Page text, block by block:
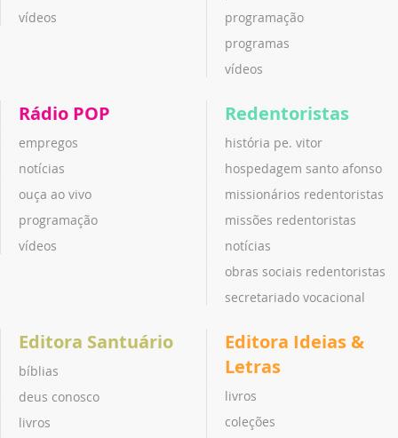
vídeos
programação
programas
vídeos
Rádio POP
empregos
notícias
ouça ao vivo
programação
vídeos
Redentoristas
história pe. vitor
hospedagem santo afonso
missionários redentoristas
missões redentoristas
notícias
obras sociais redentoristas
secretariado vocacional
Editora Santuário
bíblias
deus conosco
livros
Editora Ideias &
Letras
livros
coleções